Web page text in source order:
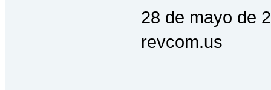
28 de mayo de
revcom.us